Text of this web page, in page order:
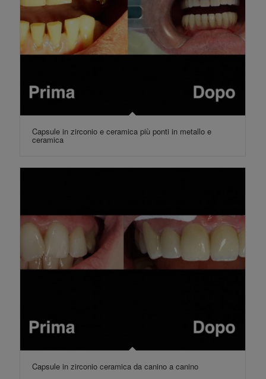
Capsule in zirconio e ceramica più ponti in metallo e
ceramica
Capsule in zirconio ceramica da canino a canino